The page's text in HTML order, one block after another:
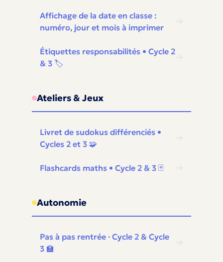
Affichage de la date en classe :
numéro, jour et mois à imprimer
Étiquettes responsabilités • Cycle 2
& 3 🏷️
Ateliers & Jeux
Livret de sudokus différenciés •
Cycles 2 et 3 🧩
Flashcards maths • Cycle 2 & 3 🃏
Autonomie
Pas à pas rentrée · Cycle 2 & Cycle
3 🏫